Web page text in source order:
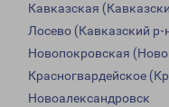
Кавказская
Лосево (Кавказский р-
Новопокровская
Красногвардейское
Новоалександровск